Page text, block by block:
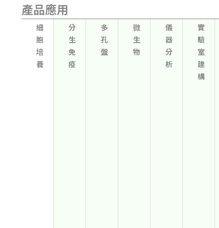
產品應用
細
胞
培
養
分
生
免
疫
多
孔
盤
微
生
物
儀
器
分
析
實
驗
室
建
構